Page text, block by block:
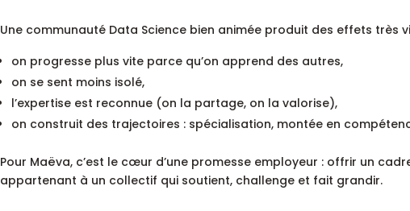
Une communauté Data Science bien animée produit des effets très
on progresse plus vite parce qu’on apprend des autres,
on se sent moins isolé,
l’expertise est reconnue (on la partage, on la valorise),
on construit des trajectoires : spécialisation, montée en
Pour Maëva, c’est le cœur d’une promesse employeur : offrir un
appartenant à un collectif qui soutient, challenge et fait grandir.